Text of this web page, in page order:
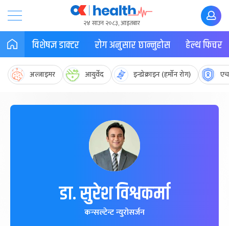
२४ साउन २०८३, आइतबार
विशेषज्ञ डाक्टर रोग अनुसार छान्नुहोस हेल्थ फिचर
अल्जाइमर आयुर्वेद इन्डोक्राइन (हर्मोन रोग)
डा. सुरेश विश्वकर्मा
कन्सल्टेन्ट न्युरोसर्जन